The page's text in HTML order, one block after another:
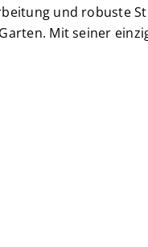
und robuste
Mit seiner